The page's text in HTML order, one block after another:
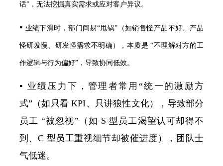
话”，无法挖掘真实需求或应对客户异议。
▪ 业绩下滑时，部门间易“甩锅”（如销售怪产品不好、产品
怪研发慢、研发怪需求不明确），本质是 “不理解对方的工
作逻辑与行为偏好”，导致协同低效。
▪ 业绩压力下，管理者常用“统一的激励方
式”（如只看 KPI、只讲狼性文化），导致部分
员工 “被忽视”（如 S 型员工渴望认可却得不
到、C 型员工重视细节却被催进度），团队士
气低迷。